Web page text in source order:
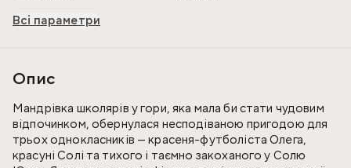
Всі параметри
Опис
Мандрівка школярів у гори, яка мала би стати чудовим
відпочинком, обернулася несподіваною пригодою для
трьох однокласників — красеня-футболіста Олега,
красуні Солі та тихого і таємно закоханого у Солю